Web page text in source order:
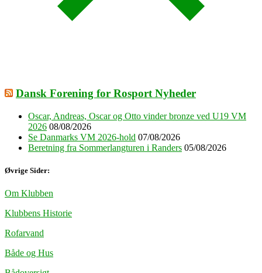
Dansk Forening for Rosport Nyheder
Oscar, Andreas, Oscar og Otto vinder bronze ved U19 VM
2026 08/08/2026
Se Danmarks VM 2026-hold 07/08/2026
Beretning fra Sommerlangturen i Randers 05/08/2026
Øvrige Sider:
Om Klubben
Klubbens Historie
Rofarvand
Både og Hus